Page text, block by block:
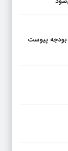
بودجه پیوست